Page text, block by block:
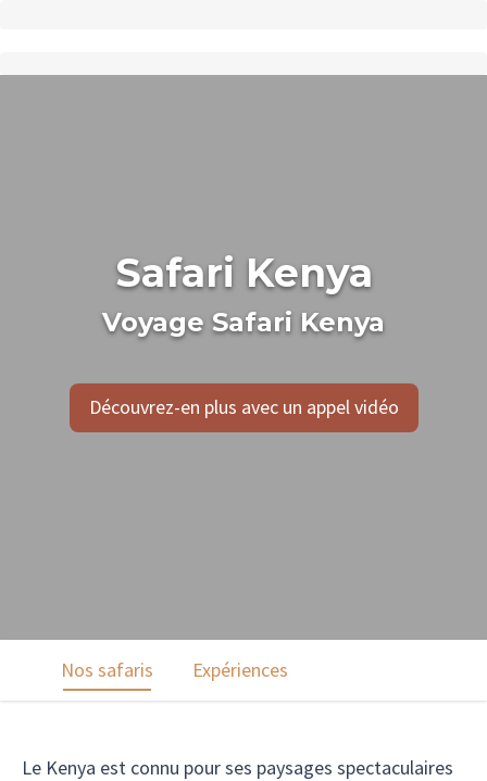
Safari Kenya
Voyage Safari Kenya
Découvrez-en plus avec un appel vidéo
Nos safaris Expériences
Le Kenya est connu pour ses paysages spectaculaires